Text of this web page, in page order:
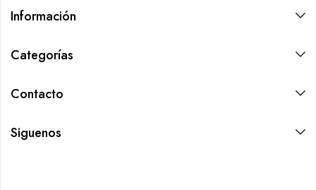
Información
Categorías
Contacto
Siguenos